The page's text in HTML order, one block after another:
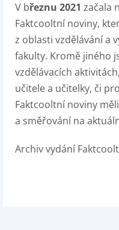
V březnu 2021 začala
Faktcooltní noviny,
z oblasti vzdělávání a
fakulty. Kromě jiného
vzdělávacích
učitele a učitelky, či
Faktcooltní noviny
a směřování na
Archiv vydání